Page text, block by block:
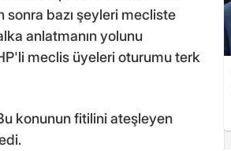
bazı şeyleri mecliste
anlatmanın yolunu
meclis üyeleri oturumu terk
konunun fitilini ateşleyen